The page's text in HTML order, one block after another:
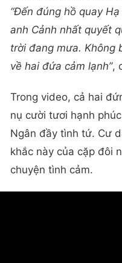
“Đến đúng hồ quay
anh Cảnh nhất quyết
trời đang mưa. Không
về hai đứa cảm lạnh”,
Trong video, cả hai
nụ cười tươi hạnh
Ngân đầy tình tứ. Cư
khắc này của cặp đôi
chuyện tình cảm.